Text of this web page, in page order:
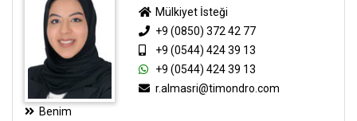
Benim
Mülkiyet İsteği
+9 (0850) 372 42 77
+9 (0544) 424 39 13
+9 (0544) 424 39 13
r.almasri@timondro.com